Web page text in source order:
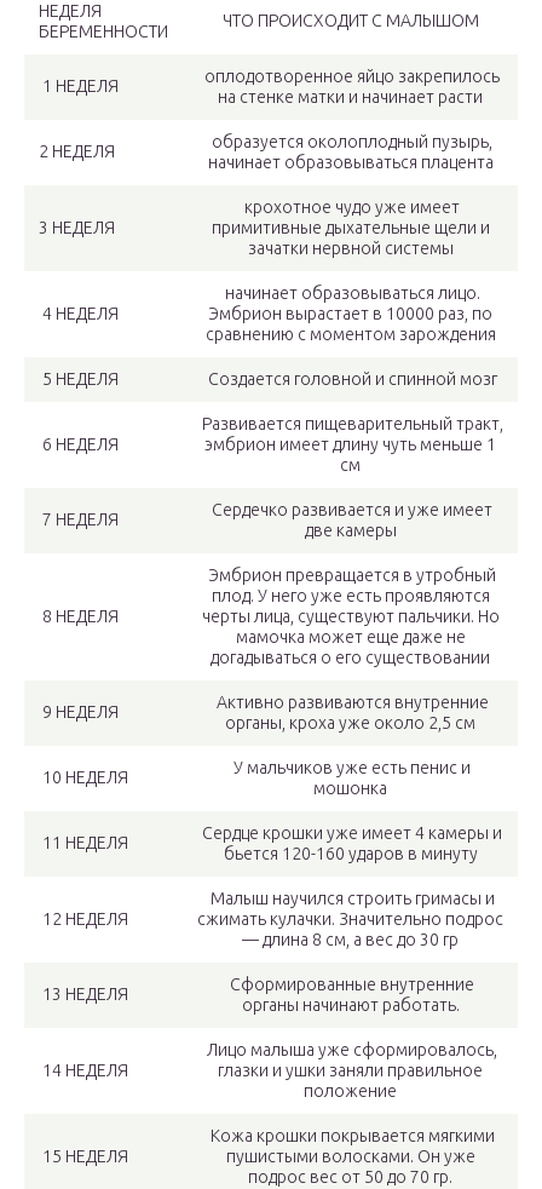
НЕДЕЛЯ
БЕРЕМЕННОСТИ
ЧТО ПРОИСХОДИТ С МАЛЫШОМ
1 НЕДЕЛЯ
оплодотворенное яйцо закрепилось
на стенке матки и начинает расти
2 НЕДЕЛЯ
образуется околоплодный пузырь,
начинает образовываться плацента
3 НЕДЕЛЯ
крохотное чудо уже имеет
примитивные дыхательные щели и
зачатки нервной системы
4 НЕДЕЛЯ
начинает образовываться лицо.
Эмбрион вырастает в 10000 раз, по
сравнению с моментом зарождения
5 НЕДЕЛЯ Создается головной и спинной мозг
6 НЕДЕЛЯ
Развивается пищеварительный тракт,
эмбрион имеет длину чуть меньше 1
см
7 НЕДЕЛЯ
Сердечко развивается и уже имеет
две камеры
8 НЕДЕЛЯ
Эмбрион превращается в утробный
плод. У него уже есть проявляются
черты лица, существуют пальчики. Но
мамочка может еще даже не
догадываться о его существовании
9 НЕДЕЛЯ
Активно развиваются внутренние
органы, кроха уже около 2,5 см
10 НЕДЕЛЯ
У мальчиков уже есть пенис и
мошонка
11 НЕДЕЛЯ
Сердце крошки уже имеет 4 камеры и
бьется 120-160 ударов в минуту
12 НЕДЕЛЯ
Малыш научился строить гримасы и
сжимать кулачки. Значительно подрос
— длина 8 см, а вес до 30 гр
13 НЕДЕЛЯ
Сформированные внутренние
органы начинают работать.
14 НЕДЕЛЯ
Лицо малыша уже сформировалось,
глазки и ушки заняли правильное
положение
15 НЕДЕЛЯ
Кожа крошки покрывается мягкими
пушистыми волосками. Он уже
подрос вес от 50 до 70 гр.